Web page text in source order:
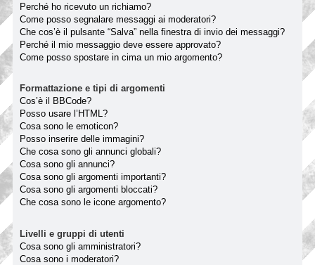
Perché ho ricevuto un richiamo?
Come posso segnalare messaggi ai moderatori?
Che cos’è il pulsante “Salva” nella finestra di invio dei messaggi?
Perché il mio messaggio deve essere approvato?
Come posso spostare in cima un mio argomento?
Formattazione e tipi di argomenti
Cos’è il BBCode?
Posso usare l’HTML?
Cosa sono le emoticon?
Posso inserire delle immagini?
Che cosa sono gli annunci globali?
Cosa sono gli annunci?
Cosa sono gli argomenti importanti?
Cosa sono gli argomenti bloccati?
Che cosa sono le icone argomento?
Livelli e gruppi di utenti
Cosa sono gli amministratori?
Cosa sono i moderatori?